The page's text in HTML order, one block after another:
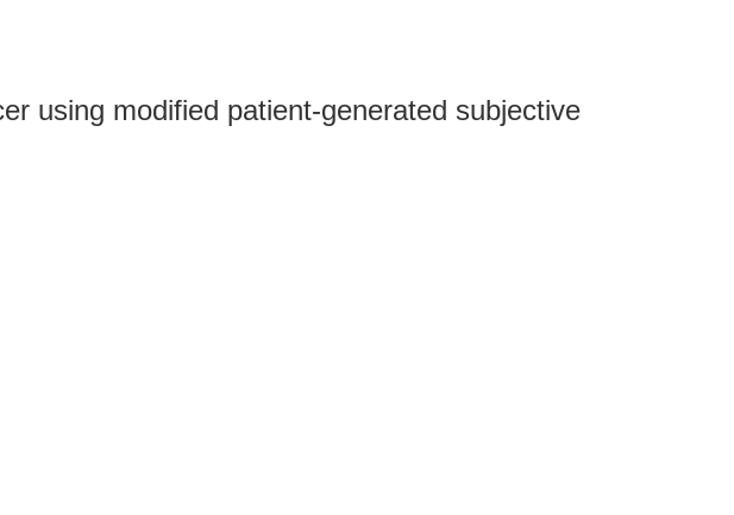
using modified patient-generated subjective